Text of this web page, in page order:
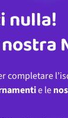
nulla!
completare
e le